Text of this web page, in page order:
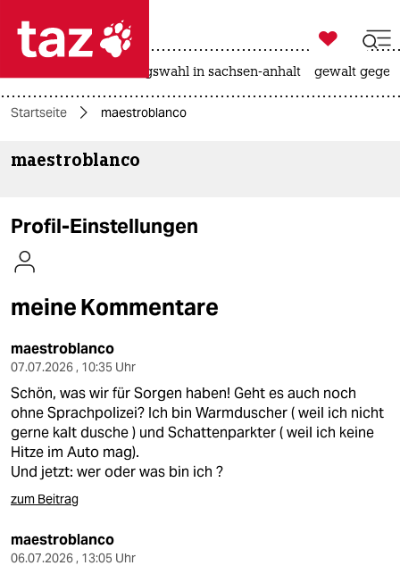
 taz zahl ich
taz zahl ich
themen
kultur
sport
berlin
nord
wahrheit
verlag

taz zahl ich
landtagswahl in sachsen-anhalt gewalt
Startseite maestroblanco
maestroblanco
Profil-Einstellungen
meine Kommentare
maestroblanco
07.07.2026 , 10:35 Uhr
Schön, was wir für Sorgen haben! Geht es auch noch
ohne Sprachpolizei? Ich bin Warmduscher ( weil ich nicht
gerne kalt dusche ) und Schattenparkter ( weil ich keine
Hitze im Auto mag).
Und jetzt: wer oder was bin ich ?
zum Beitrag
maestroblanco
06.07.2026 , 13:05 Uhr